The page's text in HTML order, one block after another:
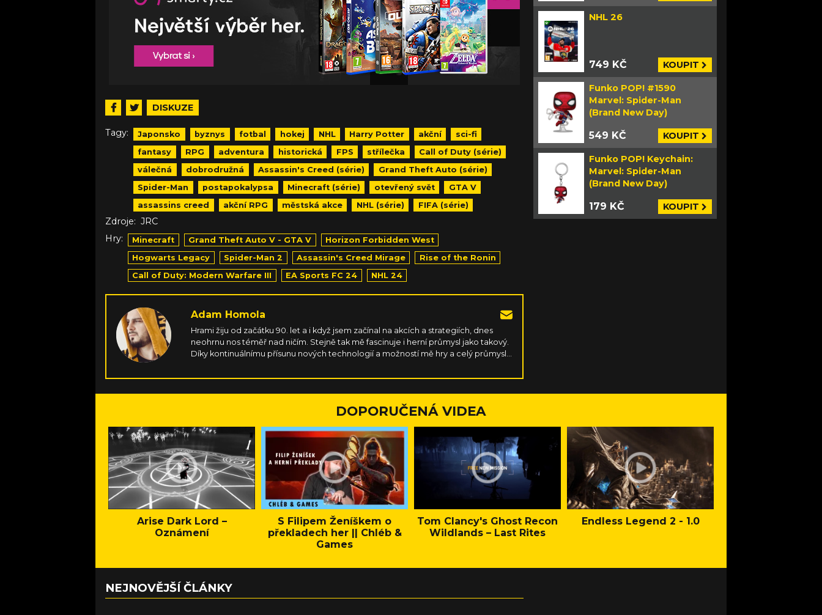
DISKUZE
Tagy: Japonsko byznys fotbal hokej NHL Harry Potter akční
sci-fi
fantasy
RPG adventura historická FPS střílečka
Call of Duty (série)
válečná
dobrodružná Assassin's Creed (série)
Grand Theft Auto (série)
Spider-Man
postapokalypsa Minecraft (série) otevřený svět
GTA V
assassins creed
akční RPG městská akce NHL (série) FIFA (série)
Zdroje: JRC
Hry:
Minecraft Grand Theft Auto V - GTA V
Horizon Forbidden West
Hogwarts Legacy
Spider-Man 2 Assassin's Creed Mirage
Rise of the Ronin
Call of Duty: Modern Warfare III
EA Sports FC 24 NHL 24
Adam Homola
Hrami žiju od začátku 90. let a i když jsem začínal na akcích a strategiích, dnes
neohrnu nos téměř nad ničím. Stejně tak mě fascinuje i herní průmysl jako takový.
Díky kontinuálnímu přísunu nových technologií a možností mě hry a celý průmysl
NHL 26
749 KČ KOUPIT
Funko POP! #1590
Marvel: Spider-Man
(Brand New Day)
549 KČ KOUPIT
Funko POP! Keychain:
Marvel: Spider-Man
(Brand New Day)
179 KČ KOUPIT
DOPORUČENÁ VIDEA
Arise Dark Lord –
Oznámení
S Filipem Ženíškem o
překladech her || Chléb &
Games
Tom Clancy's Ghost Recon
Wildlands – Last Rites
Endless Legend 2 - 1.0
NEJNOVĚJŠÍ ČLÁNKY